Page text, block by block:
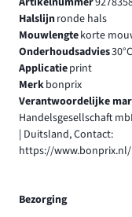
Halslijnronde hals
Mouwlengtekorte
Onderhoudsadvies
Applicatieprint
Merkbonprix
Verantwoordelijke
Handelsgesellschaft
| Duitsland, Contact:
https://
Bezorging